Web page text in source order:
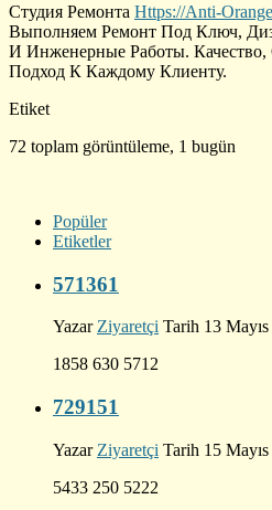
Студия Ремонта Https://Anti-
Выполняем Ремонт Под Ключ,
И Инженерные Работы.
Подход К Каждому Клиенту.
Etiket
72 toplam görüntüleme, 1 bugün
Popüler
Etiketler
571361
Yazar Ziyaretçi Tarih 13
1858 630 5712
729151
Yazar Ziyaretçi Tarih 15
5433 250 5222